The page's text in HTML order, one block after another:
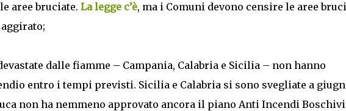
aree bruciate. La legge c’è, ma i Comuni devono censire le aree
dalle fiamme – Campania, Calabria e Sicilia – non hanno
entro i tempi previsti. Sicilia e Calabria si sono svegliate a
non ha nemmeno approvato ancora il piano Anti Incendi